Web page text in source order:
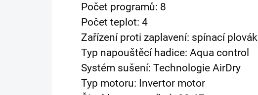
Počet programů: 8
Počet teplot: 4
Zařízení proti zaplavení: spínací plovák
Typ napouštěcí hadice: Aqua control
Systém sušení: Technologie AirDry
Typ motoru: Invertor motor